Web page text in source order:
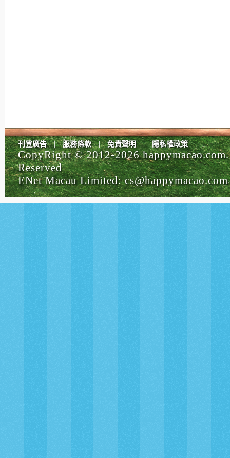
刊登廣告 | 服務條款 | 免責聲明 | 隱私權政策
CopyRight © 2012-2026
Reserved
ENet Macau Limited:cs@happymacao.com